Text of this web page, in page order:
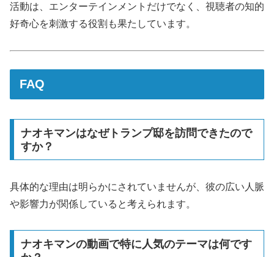
活動は、エンターテインメントだけでなく、視聴者の知的
好奇心を刺激する役割も果たしています。
FAQ
ナオキマンはなぜトランプ邸を訪問できたので
すか？
具体的な理由は明らかにされていませんが、彼の広い人脈
や影響力が関係していると考えられます。
ナオキマンの動画で特に人気のテーマは何です